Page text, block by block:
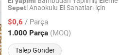
Sepeti Anaokulu El Sanatları için
$0,6 / Parça
1.000 Parça (MOQ)
Talep Gönder
Technology Co., Ltd.
Fiyat 2025